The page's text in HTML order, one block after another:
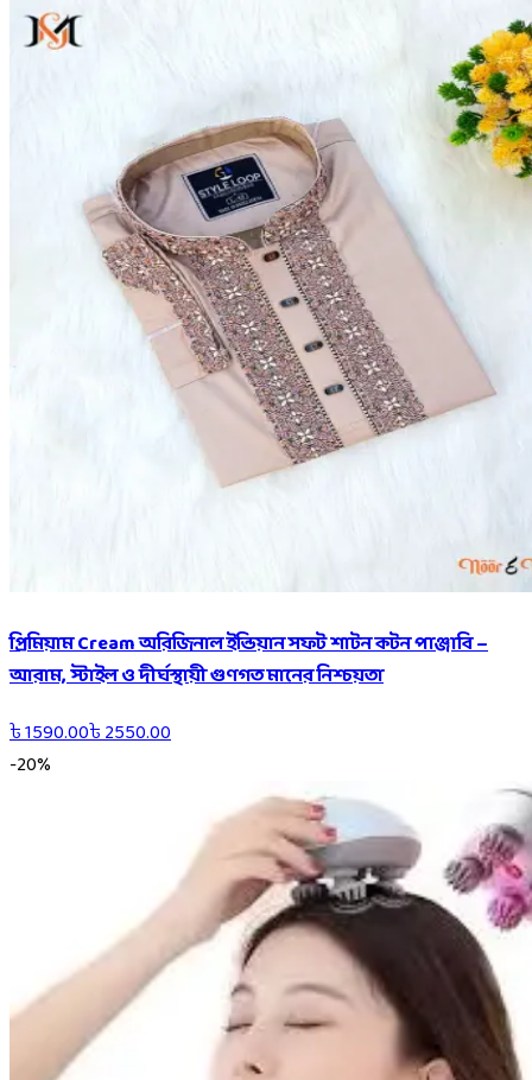
প্রিমিয়াম Cream অরিজিনাল ইন্ডিয়ান সফট শাটন কটন পাঞ্জাবি –
আরাম, স্টাইল ও দীর্ঘস্থায়ী গুণগত মানের নিশ্চয়তা
৳1590.00৳2550.00
-20%